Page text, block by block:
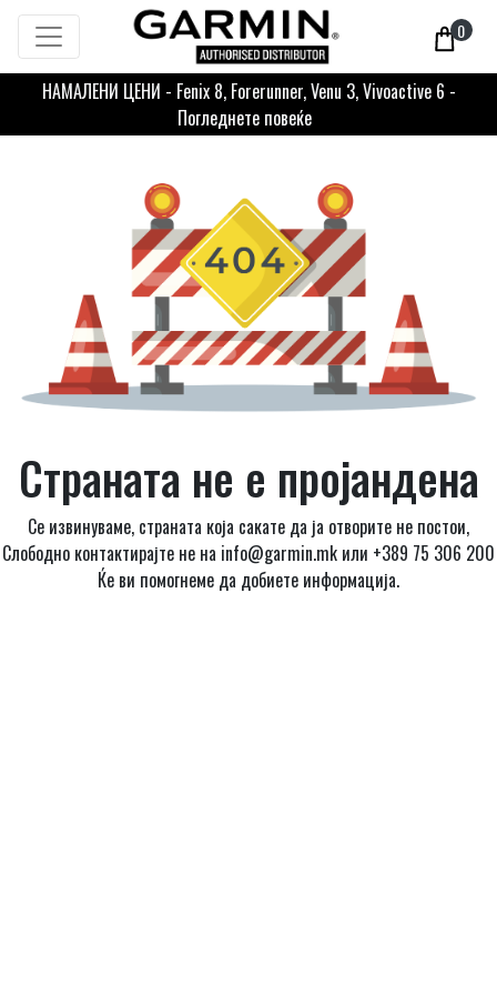
0
НАМАЛЕНИ ЦЕНИ - Fenix 8, Forerunner, Venu 3, Vivoactive 6 -
Погледнете повеќе
Страната не е пројандена
Се извинуваме, страната која сакате да ја отворите не постои,
Слободно контактирајте не на info@garmin.mk или +389 75 306 200
Ќе ви помогнеме да добиете информација.